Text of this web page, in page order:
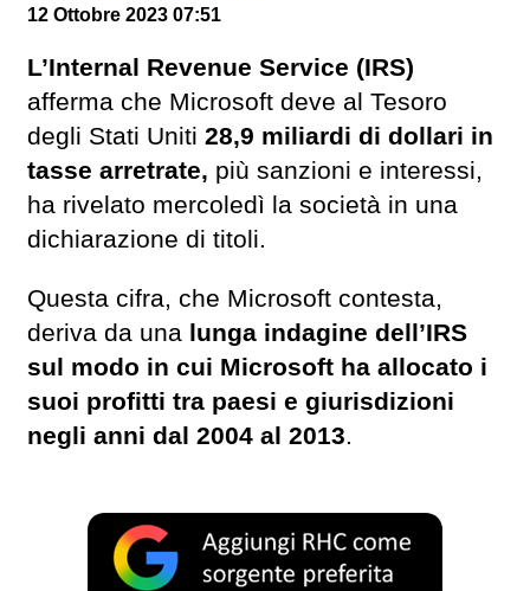
12 Ottobre 2023 07:51
L’Internal Revenue Service (IRS)
afferma che Microsoft deve al Tesoro
degli Stati Uniti 28,9 miliardi di dollari in
tasse arretrate, più sanzioni e interessi,
ha rivelato mercoledì la società in una
dichiarazione di titoli.
Questa cifra, che Microsoft contesta,
deriva da una lunga indagine dell’IRS
sul modo in cui Microsoft ha allocato i
suoi profitti tra paesi e giurisdizioni
negli anni dal 2004 al 2013.